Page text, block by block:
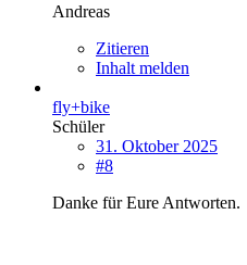
Andreas
Zitieren
Inhalt melden
fly+bike
Schüler
31. Oktober 2025
#8
Danke für Eure Antworten.